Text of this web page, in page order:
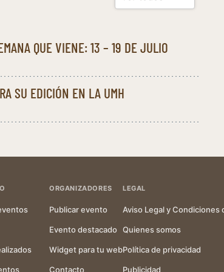
QUE VIENE: 13 – 19 DE JULIO
SU EDICIÓN EN LA UMH
ORGANIZADORES
Publicar evento
Evento destacado
Widget para tu web
Contacto
LEGAL
Aviso Legal y Condiciones
Quienes somos
Política de privacidad
Publicidad